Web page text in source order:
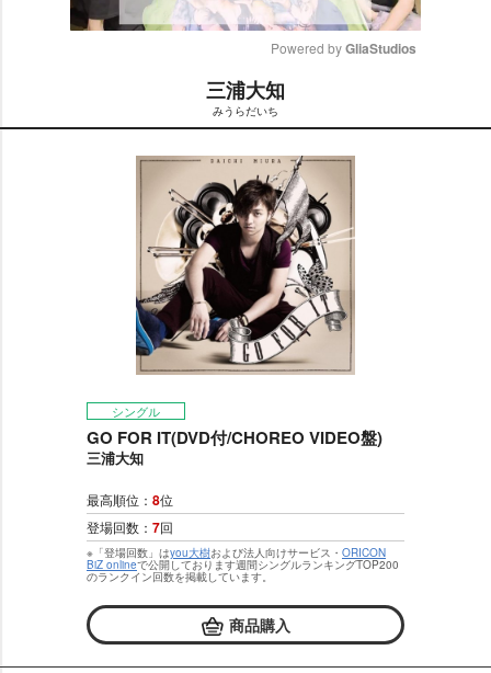
t
e
Powered by GliaStudios
三浦大知
みうらだいち
シングル
GO FOR IT(DVD付/CHOREO VIDEO盤)
三浦大知
最高順位： 8位
登場回数： 7回
※「登場回数」はyou大樹および法人向けサービス・ ORICON
BiZ onlineで公開しております週間シングルランキングTOP200
のランクイン回数を掲載しています。
商品購入